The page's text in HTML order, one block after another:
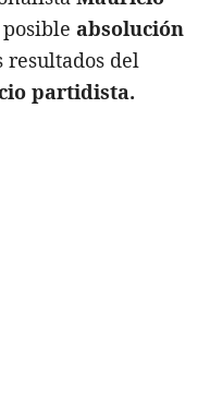
absolución
resultados del
partidista.